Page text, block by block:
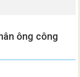
ông công